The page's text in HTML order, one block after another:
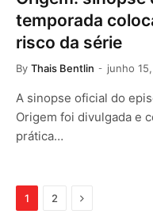
temporada
risco da série
By Thais Bentlin junho
A sinopse oficial do
Origem foi divulgada e
prática…
1 2 Next